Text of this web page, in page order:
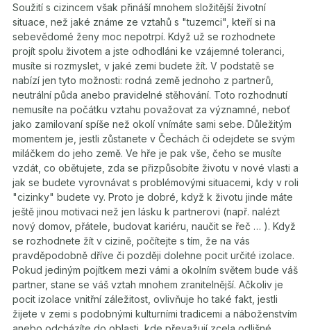
Soužití s cizincem však přináší mnohem složitější životní
situace, než jaké známe ze vztahů s "tuzemci", kteří si na
sebevědomé ženy moc nepotrpí. Když už se rozhodnete
projít spolu životem a jste odhodláni ke vzájemné toleranci,
musíte si rozmyslet, v jaké zemi budete žít. V podstatě se
nabízí jen tyto možnosti: rodná země jednoho z partnerů,
neutrální půda anebo pravidelné stěhování. Toto rozhodnutí
nemusíte na počátku vztahu považovat za významné, neboť
jako zamilovaní spíše než okolí vnímáte sami sebe. Důležitým
momentem je, jestli zůstanete v Čechách či odejdete se svým
miláčkem do jeho země. Ve hře je pak vše, čeho se musíte
vzdát, co obětujete, zda se přizpůsobíte životu v nové vlasti a
jak se budete vyrovnávat s problémovými situacemi, kdy v roli
"cizinky" budete vy. Proto je dobré, když k životu jinde máte
ještě jinou motivaci než jen lásku k partnerovi (např. nalézt
nový domov, přátele, budovat kariéru, naučit se řeč … ). Když
se rozhodnete žít v cizině, počítejte s tím, že na vás
pravděpodobně dříve či později dolehne pocit určité izolace.
Pokud jediným pojítkem mezi vámi a okolním světem bude váš
partner, stane se váš vztah mnohem zranitelnější. Ačkoliv je
pocit izolace vnitřní záležitost, ovlivňuje ho také fakt, jestli
žijete v zemi s podobnými kulturními tradicemi a náboženstvím